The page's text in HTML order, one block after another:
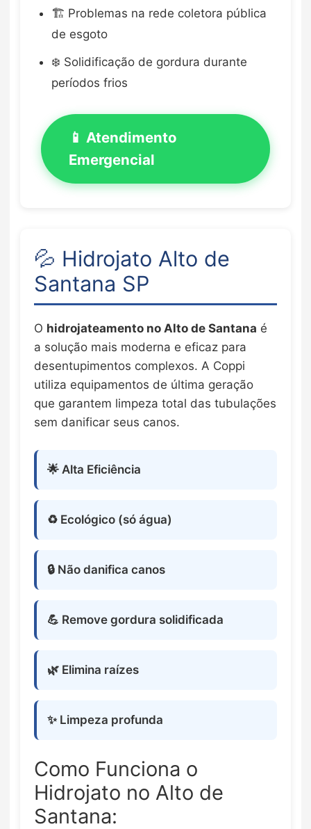
🏗️ Problemas na rede coletora pública
de esgoto
❄️ Solidificação de gordura durante
períodos frios
📱 Atendimento
Emergencial
💦 Hidrojato Alto de
Santana SP
O hidrojateamento no Alto de Santana é
a solução mais moderna e eficaz para
desentupimentos complexos. A Coppi
utiliza equipamentos de última geração
que garantem limpeza total das tubulações
sem danificar seus canos.
🌟 Alta Eficiência
♻️ Ecológico (só água)
🔒 Não danifica canos
💪 Remove gordura solidificada
🌿 Elimina raízes
✨ Limpeza profunda
Como Funciona o
Hidrojato no Alto de
Santana: